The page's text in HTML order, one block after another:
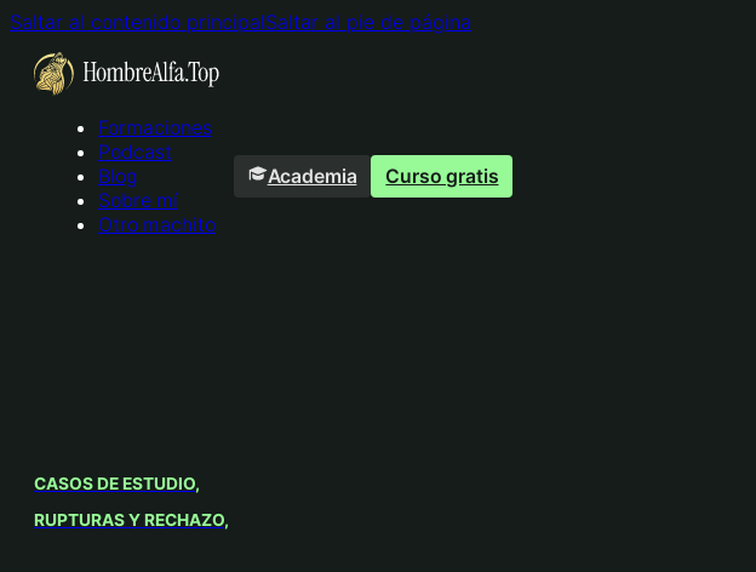
Saltar al contenido principalSaltar al pie de página
Formaciones
Podcast
Blog
Sobre mí
Otro machito
Academia Curso gratis
CASOS DE ESTUDIO
RUPTURAS Y RECHAZO